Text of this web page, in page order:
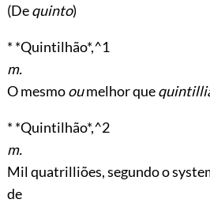
(Dequinto)
* *Quintilhão*,^1
m.
O mesmooumelhor que
* *Quintilhão*,^2
m.
Mil quatrilliões, segundo o
de